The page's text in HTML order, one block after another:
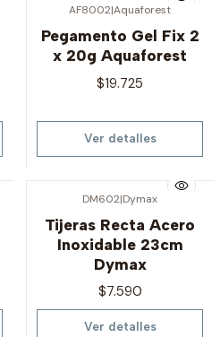
AF8002|Aquaforest
Pegamento Gel Fix 2
x 20g Aquaforest
$19.725
Ver detalles
DM602|Dymax
Tijeras Recta Acero
Inoxidable 23cm
Dymax
$7.590
Ver detalles